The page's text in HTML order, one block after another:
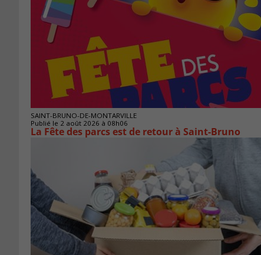
SAINT-BRUNO-DE-MONTARVILLE
Publié le 2 août 2026 à 08h06
La Fête des parcs est de retour à Saint-Bruno